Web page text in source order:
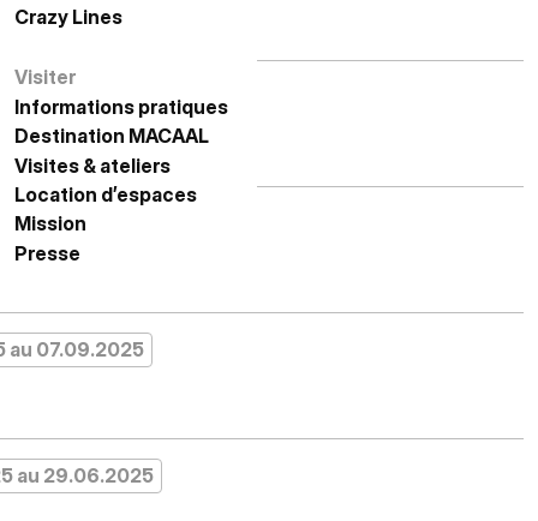
الخطوط المجنونة
معلومات عملية
الوجهة مكال
زيارات وورش عمل
حجز الفضاءات
Crazy Lines
Visiter
Informations pratiques
Destination MACAAL
Visites & ateliers
Location d’espaces
Mission
Presse
18.01.2026
07.12.2025
au 07.09.2025
au 29.06.2025